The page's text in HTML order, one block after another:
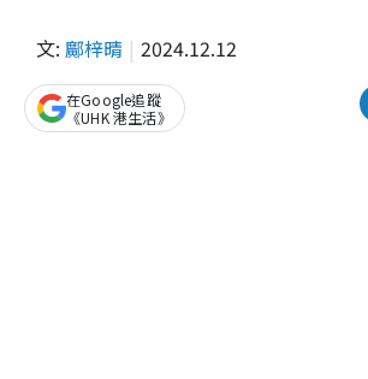
文: 鄺梓晴 2024.12.12
在Google追蹤
《UHK 港生活》